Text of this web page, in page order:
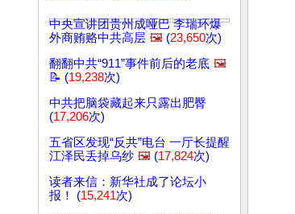
中央宣讲团贵州成哑巴 李瑞环爆
外商贿赂中共高层 🖼️ (23,650次)
翻翻中共“911”事件前后的老底 🖼️
📝 (19,238次)
中共把脑袋藏起来只露出肥臀
(17,206次)
五省区发现“反共”电台 一厅长提醒
江泽民丢掉乌纱 🖼️ (17,824次)
读者来信：新华社成了论坛小
报！ (15,241次)